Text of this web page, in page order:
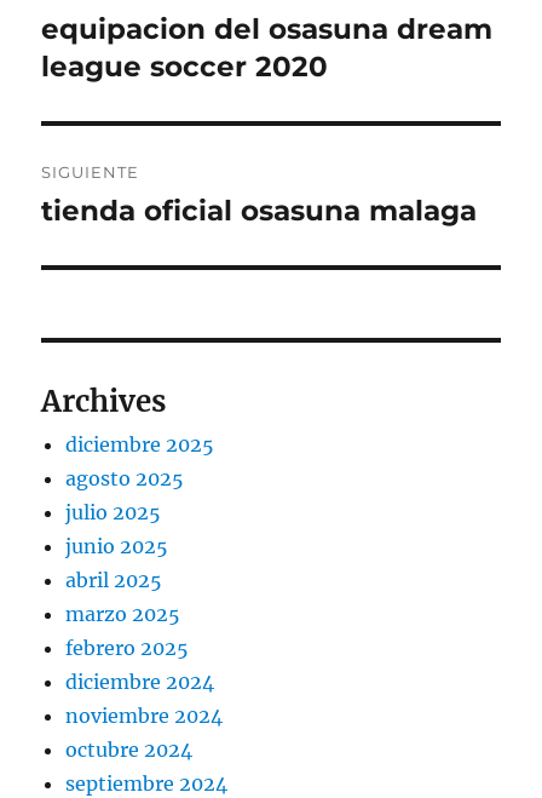
de
entradas
Entrada
anterior:
equipacion del osasuna dream
league soccer 2020
SIGUIENTE
Entrada
tienda oficial osasuna malaga
Archives
diciembre 2025
agosto 2025
julio 2025
junio 2025
abril 2025
marzo 2025
febrero 2025
diciembre 2024
noviembre 2024
octubre 2024
septiembre 2024